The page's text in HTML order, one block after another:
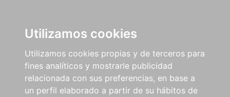
Utilizamos cookies
Utilizamos cookies propias y de terceros para
fines analíticos y mostrarle publicidad
relacionada con sus preferencias, en base a
un perfil elaborado a partir de su hábitos de